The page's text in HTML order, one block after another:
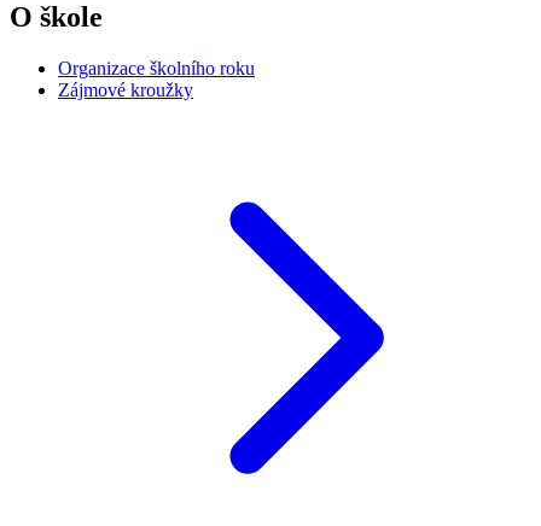
O škole
Organizace školního roku
Zájmové kroužky